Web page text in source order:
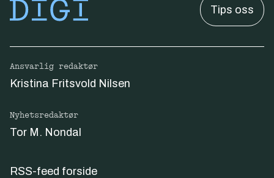
Tips oss
Ansvarlig redaktør
Kristina Fritsvold Nilsen
Nyhetsredaktør
Tor M. Nondal
RSS-feed forside